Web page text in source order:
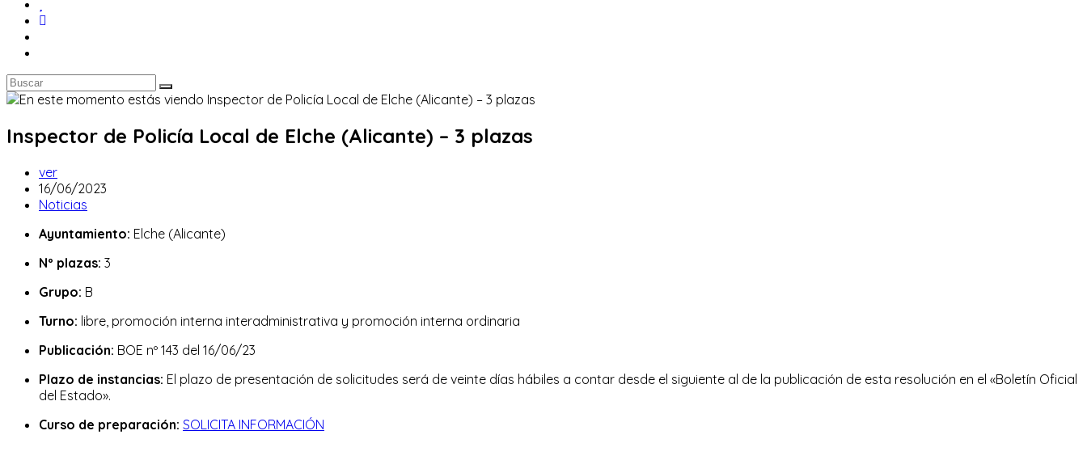
Inspector de Policía Local de Elche (Alicante) – 3 plazas
Autor
de
la
ver
Publicación
de
entrada:
16/06/2023
Categoría
la
Noticias
Ayuntamiento: Elche (Alicante)
Nº plazas: 3
Grupo: B
Turno: libre, promoción interna interadministrativa y promoción interna ordinaria
Publicación: BOE nº 143 del 16/06/23
Plazo de instancias: El plazo de presentación de solicitudes será de veinte días hábiles a contar desde el siguiente al de la publicación de esta resolución en el «Boletín Oficial
del Estado».
Curso de preparación: SOLICITA INFORMACIÓN